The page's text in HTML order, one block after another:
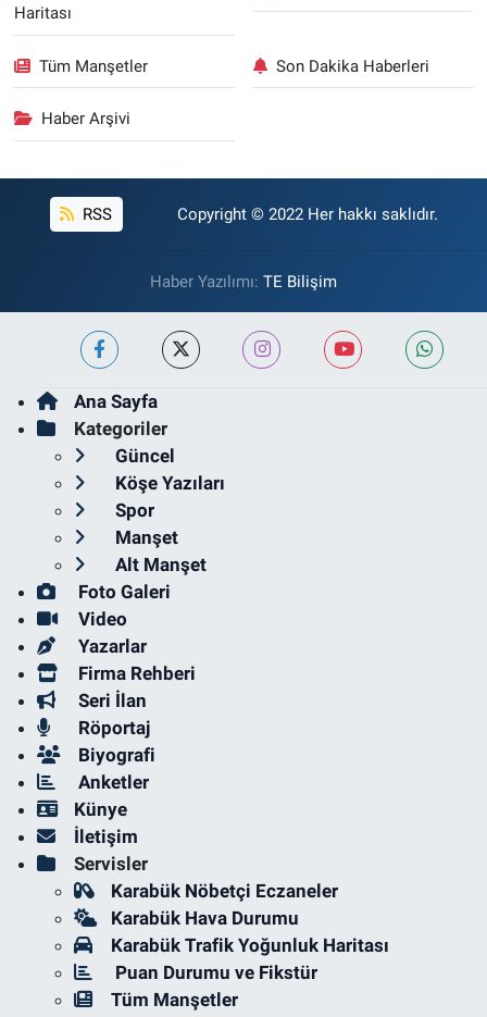
Haritası
Tüm Manşetler Son Dakika Haberleri
Haber Arşivi
RSS Copyright © 2022 Her hakkı saklıdır.
Haber Yazılımı: TE Bilişim
Ana Sayfa
Kategoriler
Güncel
Köşe Yazıları
Spor
Manşet
Alt Manşet
Foto Galeri
Video
Yazarlar
Firma Rehberi
Seri İlan
Röportaj
Biyografi
Anketler
Künye
İletişim
Servisler
Karabük Nöbetçi Eczaneler
Karabük Hava Durumu
Karabük Trafik Yoğunluk Haritası
Puan Durumu ve Fikstür
Tüm Manşetler